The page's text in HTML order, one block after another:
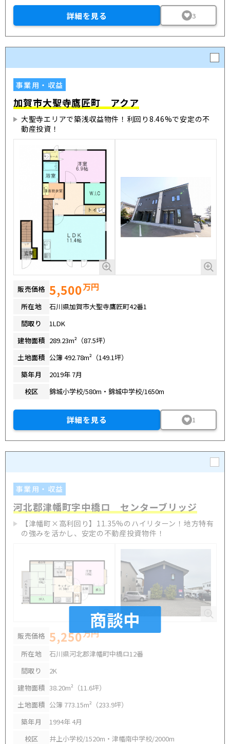
詳細を見る 3
事業用・収益
加賀市大聖寺鷹匠町 アクア
大聖寺エリアで築浅収益物件！利回り8.46%で安定の不
動産投資！
販売価格 5,500万円
所在地
石川県加賀市大聖寺鷹匠町42番1
間取り
1LDK
建物面積 289.23m²（87.5坪）
土地面積 公簿 492.78m²（149.1坪）
築年月
2019年 7月
校区
錦城小学校/580m・錦城中学校/1650m
詳細を見る 1
商談中
事業用・収益
河北郡津幡町字中橋ロ センターブリッジ
【津幡町×高利回り】11.35%のハイリターン！地方特有
の強みを活かし、安定の不動産投資物件！
販売価格 5,250万円
所在地
石川県河北郡津幡町中橋ロ12番
間取り
2K
建物面積 38.20m²（11.6坪）
土地面積 公簿 773.15m²（233.9坪）
築年月
1994年 4月
校区
井上小学校/1520m・津幡南中学校/2000m